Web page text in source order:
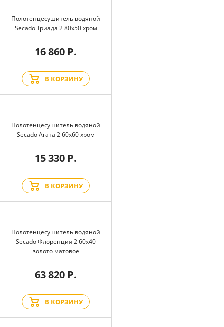
Полотенцесушитель водяной
Secado Триада 2 80x50 хром
16 860 Р.
В КОРЗИНУ
Полотенцесушитель водяной
Secado Агата 2 60x60 хром
15 330 Р.
В КОРЗИНУ
Полотенцесушитель водяной
Secado Флоренция 2 60x40
золото матовое
63 820 Р.
В КОРЗИНУ